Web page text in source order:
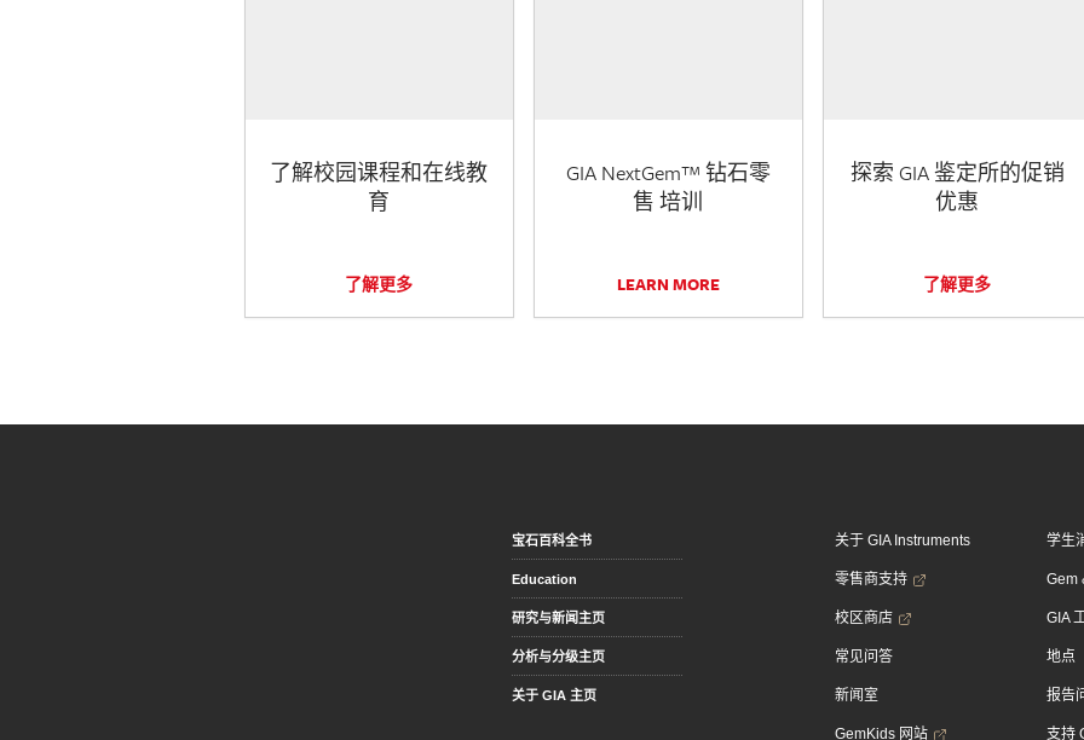
了解校园课程和在线教
育
了解更多
GIA NextGem™ 钻石零
售 培训
LEARN MORE
探索 GIA 鉴定所的促销
优惠
了解更多
宝石百科全书
Education
研究与新闻主页
分析与分级主页
关于 GIA 主页
关于 GIA Instruments
零售商支持
校区商店
常见问答
新闻室
GemKids 网站
学生
Gem
GIA
地点
报告
支持